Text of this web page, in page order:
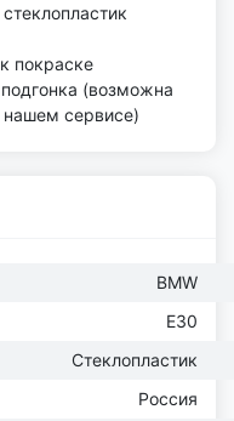
покраске
(возможна
нашем сервисе)
BMW
E30
Стеклопластик
Россия